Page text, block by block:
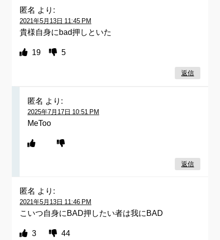
匿名 より:
2021年5月13日 11:45 PM
貴様自身にbad押しといた
19 5
返信
匿名 より:
2025年7月17日 10:51 PM
MeToo
返信
匿名 より:
2021年5月13日 11:46 PM
こいつ自身にBAD押したい者は我にBAD
3 44